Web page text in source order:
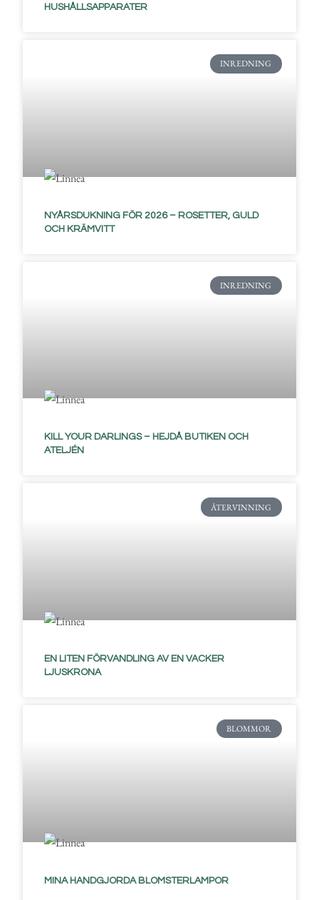
HUSHÅLLSAPPARATER
INREDNING
NYÅRSDUKNING FÖR 2026 – ROSETTER, GULD
OCH KRÄMVITT
INREDNING
KILL YOUR DARLINGS – HEJDÅ BUTIKEN OCH
ATELJÉN
ÅTERVINNING
EN LITEN FÖRVANDLING AV EN VACKER
LJUSKRONA
BLOMMOR
MINA HANDGJORDA BLOMSTERLAMPOR